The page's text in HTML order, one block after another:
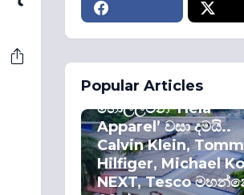
Popular Articles
කොළඹ කොටස්
හොල්ලමින් ‘Hela
Apparel’ වසා දමයි..
Calvin Klein,
Hilfiger, Michael
NEXT, Tesco